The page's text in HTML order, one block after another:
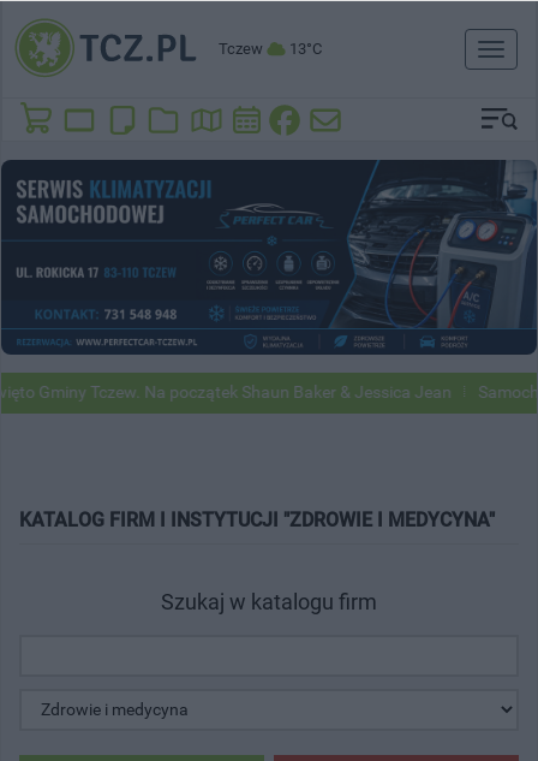
Tczew 13°C
Toggle
Gminy Tczew. Na początek Shaun Baker & Jessica Jean
KATALOG FIRM I INSTYTUCJI "ZDROWIE I MEDYCYNA"
Szukaj w katalogu firm